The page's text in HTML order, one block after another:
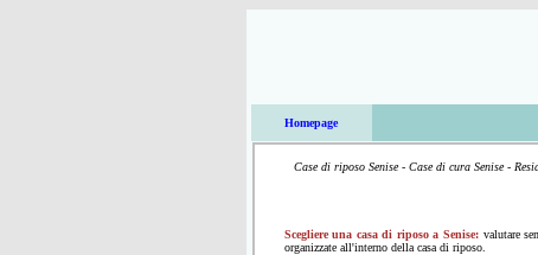
Homepage
Case di riposo Senise - Case di cura Senise -
Scegliere una casa di riposo a Senise: valutare
organizzate all'interno della casa di riposo.